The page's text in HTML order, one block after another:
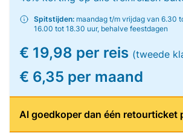
Spitstijden: maandag t/m vrijdag van 6.30
16.00 tot 18.30 uur, behalve feestdagen
€ 19,98 per reis (tweede
€ 6,35 per maand
Al goedkoper dan één retourticket